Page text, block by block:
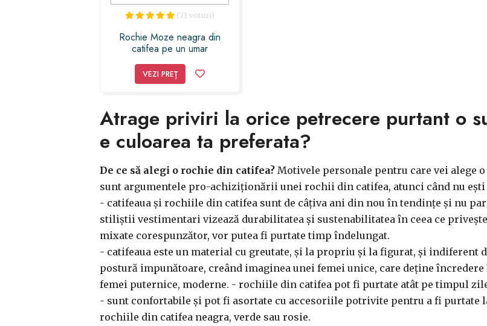
(71 voturi)
Rochie Moze neagra din
catifea pe un umar
VEZI PREȚ
Atrage priviri la orice petrecere purtant o
e culoarea ta preferata?
De ce să alegi o rochie din catifea?Motivele personale pentru care vei alege
sunt argumentele pro-achiziționării unei rochii din catifea, atunci când nu ești
- catifeaua și rochiile din catifea sunt de câțiva ani din nou în tendințe și nu
stiliștii vestimentari vizează durabilitatea și sustenabilitatea în ceea ce
mixate corespunzător, vor putea fi purtate timp îndelungat.
- catifeaua este un material cu greutate, și la propriu și la figurat, și indiferent
postură impunătoare, creând imaginea unei femei unice, care deține
femei puternice, moderne. - rochiile din catifea pot fi purtate atât pe timpul
- sunt confortabile și pot fi asortate cu accesoriile potrivite pentru a fi purtate
rochiile din catifea neagra, verde sau rosie.